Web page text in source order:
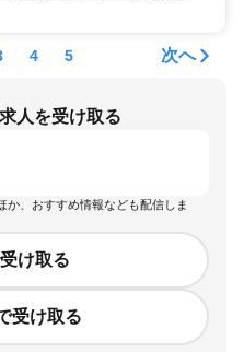
4 5 次へ
人を受け取る
か、おすすめ情報なども配信しま
け取る
受け取る